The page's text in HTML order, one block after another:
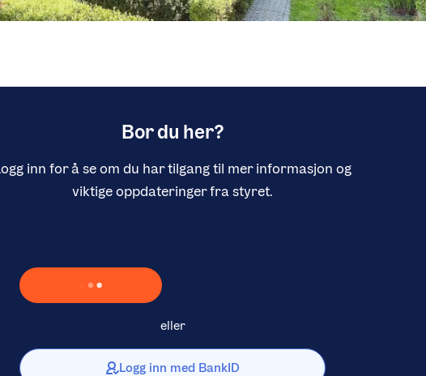
Bor du her?
inn for å se om du har tilgang til mer informasjon og
viktige oppdateringer fra styret.
Laster inn Vipps …
eller
Logg inn med BankID